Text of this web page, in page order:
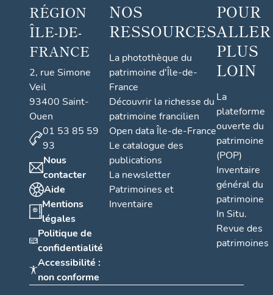
puis la
Compagnie
industrielle
des
céramiques
électroniques
;
actuellement
Saint-
Gobain
Desmarquet
RÉGION
ÎLE-DE-
FRANCE
2, rue Simone
Veil
93400 Saint-
Ouen
01 53 85 59
93
Nous
contacter
Aide
Mentions
légales
Politique de
confidentialité
Accessibilité :
non conforme
NOS
RESSOURCES
La photothèque du
patrimoine d'Île-de-
France
Découvrir la richesse du
patrimoine francilien
Open data Île-de-France
Le catalogue des
publications
La newsletter
Patrimoines et
Inventaire
POUR
ALLER
PLUS
LOIN
La
plateforme
ouverte du
patrimoine
(POP)
Inventaire
général du
patrimoine
In Situ.
Revue des
patrimoines